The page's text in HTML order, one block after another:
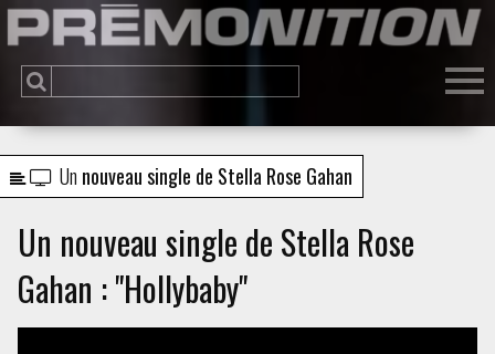
Un nouveau single de Stella Rose Gahan
Un nouveau single de Stella Rose
Gahan : "Hollybaby"